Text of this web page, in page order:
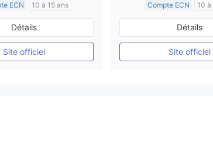
ECN
10 à 15 ans
de Australie
Making (MM)
principale MT4
Détails
Site officiel
Compte ECN
10 à
Réglementation de
Market Making (MM)
Etiquette principale
Détails
Site officiel